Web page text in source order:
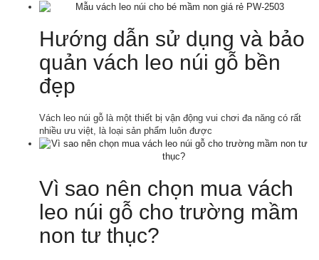
Hướng dẫn sử dụng và bảo
quản vách leo núi gỗ bền
đẹp
Vách leo núi gỗ là một thiết bị vận động vui chơi đa năng có rất
nhiều ưu việt, là loại sản phẩm luôn được
Vì sao nên chọn mua vách
leo núi gỗ cho trường mầm
non tư thục?